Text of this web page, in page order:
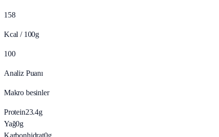
158
Kcal / 100g
100
Analiz Puanı
Makro besinler
Protein23.4g
Yağ0g
Karbonhidrat0g